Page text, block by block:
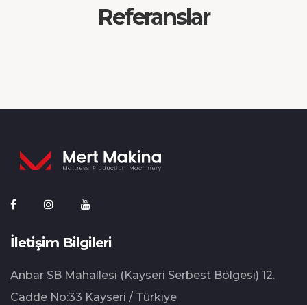
Referanslar
İletişim Bilgileri
Anbar SB Mahallesi (Kayseri Serbest Bölgesi) 12.⁠
⁠Cadde No:33 Kayseri / Türkiye